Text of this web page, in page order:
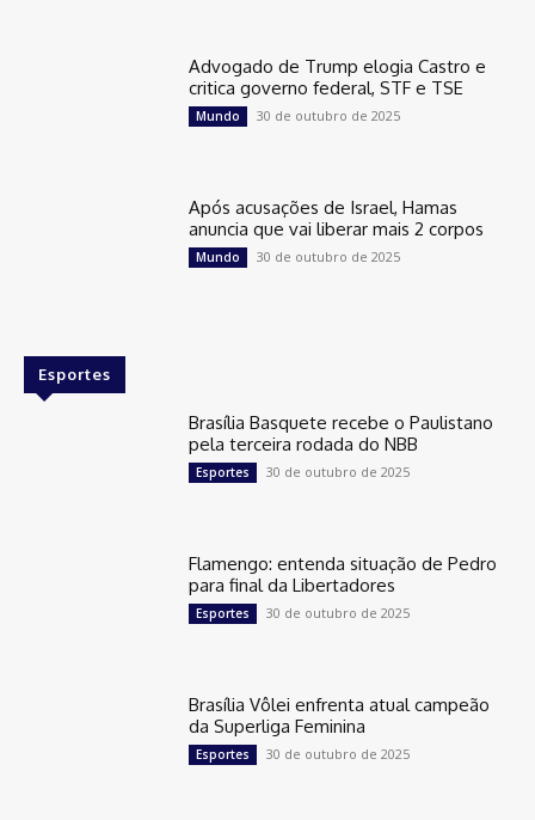
Advogado de Trump elogia Castro e
critica governo federal, STF e TSE
Mundo 30 de outubro de 2025
Após acusações de Israel, Hamas
anuncia que vai liberar mais 2 corpos
Mundo 30 de outubro de 2025
Esportes
Brasília Basquete recebe o Paulistano
pela terceira rodada do NBB
Esportes 30 de outubro de 2025
Flamengo: entenda situação de Pedro
para final da Libertadores
Esportes 30 de outubro de 2025
Brasília Vôlei enfrenta atual campeão
da Superliga Feminina
Esportes 30 de outubro de 2025